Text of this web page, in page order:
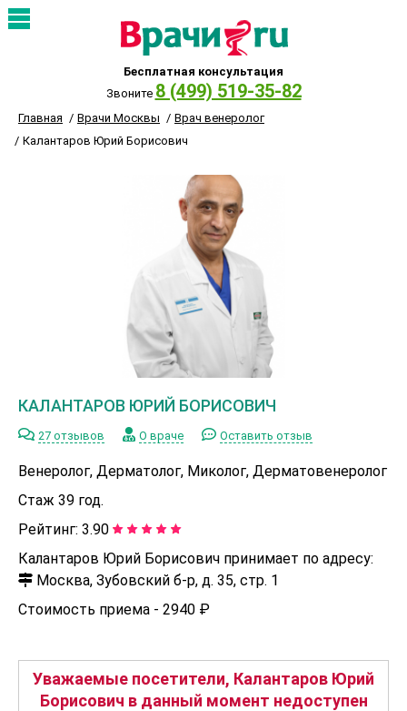
Бесплатная консультация
Звоните 8 (499) 519-35-82
Главная Врачи Москвы
Врач венеролог
Калантаров Юрий Борисович
КАЛАНТАРОВ ЮРИЙ БОРИСОВИЧ
27 отзывов О враче Оставить отзыв
Венеролог, Дерматолог, Миколог, Дерматовенеролог
Стаж 39 год.
Рейтинг: 3.90
Калантаров Юрий Борисович принимает по адресу:
Москва, Зубовский б-р, д. 35, стр. 1
Стоимость приема - 2940 ₽
Уважаемые посетители, Калантаров Юрий
Борисович в данный момент недоступен